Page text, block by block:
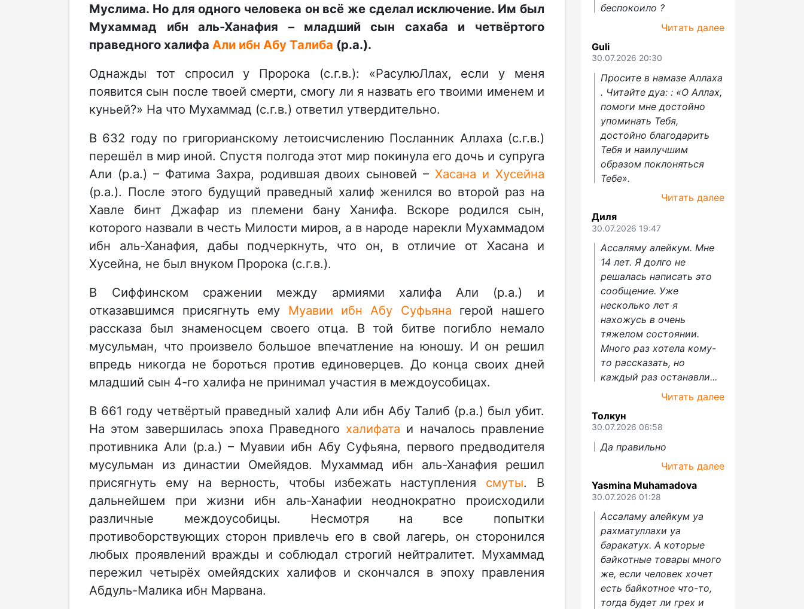
Муслима. Но для одного человека он всё же сделал исключение. Им был
Мухаммад ибн аль-Ханафия – младший сын сахаба и четвёртого
праведного халифаАли ибн Абу Талиба (р.а.).
Однажды тот спросил у Пророка (с.г.в.): «РасулюЛлах, если у меня
появится сын после твоей смерти, смогу ли я назвать его твоими именем и
куньей?» На что Мухаммад (с.г.в.) ответил утвердительно.
В 632 году по григорианскому летоисчислению Посланник Аллаха (с.г.в.)
перешёл в мир иной. Спустя полгода этот мир покинула его дочь и супруга
Али (р.а.) – Фатима Захра, родившая двоих сыновей –Хасана и Хусейна
(р.а.). После этого будущий праведный халиф женился во второй раз на
Хавле бинт Джафар из племени бану Ханифа. Вскоре родился сын,
которого назвали в честь Милости миров, а в народе нарекли Мухаммадом
ибн аль-Ханафия, дабы подчеркнуть, что он, в отличие от Хасана и
Хусейна, не был внуком Пророка (с.г.в.).
В Сиффинском сражении между армиями халифа Али (р.а.) и
отказавшимся присягнуть ему Муавии ибн Абу Суфьяна герой нашего
рассказа был знаменосцем своего отца. В той битве погибло немало
мусульман, что произвело большое впечатление на юношу. И он решил
впредь никогда не бороться против единоверцев. До конца своих дней
младший сын 4-го халифа не принимал участия в междоусобицах.
В 661 году четвёртый праведный халиф Али ибн Абу Талиб (р.а.) был убит.
На этом завершилась эпоха Праведного халифата и началось правление
противника Али (р.а.) – Муавии ибн Абу Суфьяна, первого предводителя
мусульман из династии Омейядов. Мухаммад ибн аль-Ханафия решил
присягнуть ему на верность, чтобы избежать наступления смуты. В
дальнейшем при жизни ибн аль-Ханафии неоднократно происходили
различные междоусобицы. Несмотря на все попытки
противоборствующих сторон привлечь его в свой лагерь, он сторонился
любых проявлений вражды и соблюдал строгий нейтралитет. Мухаммад
пережил четырёх омейядских халифов и скончался в эпоху правления
Абдуль-Малика ибн Марвана.
беспокоило ?
Читать далее
Guli
30.07.2026 20:30
Просите в намазе Аллаха
. Читайте дуа: : «О Аллах,
помоги мне достойно
упоминать Тебя,
достойно благодарить
Тебя и наилучшим
образом поклоняться
Тебе».
Читать далее
Диля
30.07.2026 19:47
Ассаляму алейкум. Мне
14 лет. Я долго не
решалась написать это
сообщение. Уже
несколько лет я
нахожусь в очень
тяжелом состоянии.
Много раз хотела кому-
то рассказать, но
каждый раз останавли...
Читать далее
Толкун
30.07.2026 06:58
Да правильно
Читать далее
Yasmina Muhamadova
30.07.2026 01:28
Ассаламу алейкум уа
рахматуллахи уа
баракатух. А которые
байкотные товары много
же, если человек хочет
есть байкотное что-то,
тогда будет ли грех и